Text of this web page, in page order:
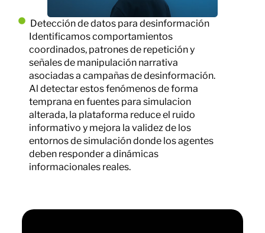
Detección de datos para desinformación
Identificamos comportamientos
coordinados, patrones de repetición y
señales de manipulación narrativa
asociadas a campañas de desinformación.
Al detectar estos fenómenos de forma
temprana en fuentes para simulacion
alterada, la plataforma reduce el ruido
informativo y mejora la validez de los
entornos de simulación donde los agentes
deben responder a dinámicas
informacionales reales.